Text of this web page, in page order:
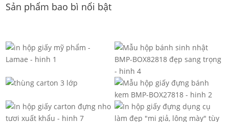
Sản phẩm bao bì nổi bật